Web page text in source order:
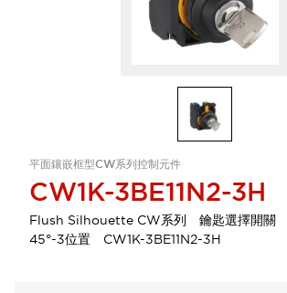
平面鑲嵌框型CW系列控制元件
CW1K-3BE11N2-3H
Flush Silhouette CW系列 鑰匙選擇開關
45°-3位置 CW1K-3BE11N2-3H